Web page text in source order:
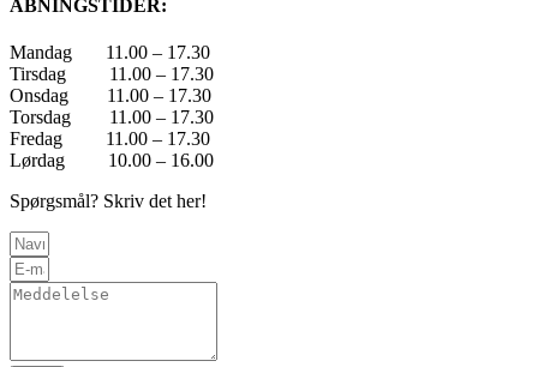
ÅBNINGSTIDER:
Mandag 11.00 – 17.30
Tirsdag 11.00 – 17.30
Onsdag 11.00 – 17.30
Torsdag 11.00 – 17.30
Fredag 11.00 – 17.30
Lørdag 10.00 – 16.00
Spørgsmål? Skriv det her!